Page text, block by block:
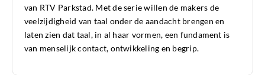
van RTV Parkstad. Met de serie willen de makers de
veelzijdigheid van taal onder de aandacht brengen en
laten zien dat taal, in al haar vormen, een fundament is
van menselijk contact, ontwikkeling en begrip.